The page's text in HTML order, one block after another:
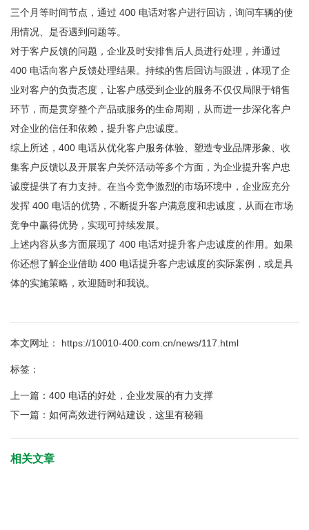
三个月等时间节点，通过 400 电话对客户进行回访，询问车辆的使
用情况、是否遇到问题等。
对于客户反馈的问题，企业及时安排售后人员进行处理，并通过
400 电话向客户反馈处理结果。持续的售后回访与跟进，体现了企
业对客户的负责态度，让客户感受到企业的服务不仅仅局限于销售
环节，而是贯穿整个产品或服务的生命周期，从而进一步深化客户
对企业的信任和依赖，提升客户忠诚度。
综上所述，400 电话从优化客户服务体验、塑造专业品牌形象、收
集客户反馈以及开展客户关怀活动等多个方面，为企业提升客户忠
诚度提供了有力支持。在当今竞争激烈的市场环境中，企业应充分
发挥 400 电话的优势，不断提升客户满意度和忠诚度，从而在市场
竞争中赢得优势，实现可持续发展。
上述内容从多方面展现了 400 电话对提升客户忠诚度的作用。如果
你还想了解企业借助 400 电话提升客户忠诚度的实际案例，或是具
体的实施策略，欢迎随时和我说。
本文网址： https://10010-400.com.cn/news/117.html
标签：
上一篇： 400 电话的好处，企业发展的有力支撑
下一篇： 如何高效进行网站建设，这里有秘籍
相关文章